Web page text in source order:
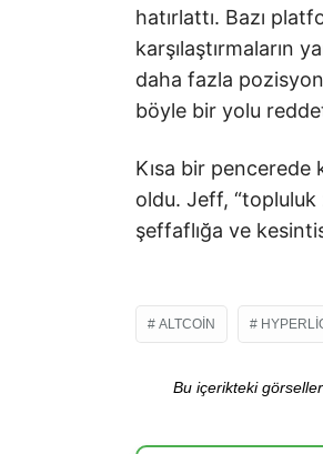
hatırlattı. Bazı
karşılaştırmaların
daha fazla
böyle bir yolu
Kısa bir pencerede
oldu. Jeff,
şeffaflığa ve
ALTCOIN
Bu içerikteki